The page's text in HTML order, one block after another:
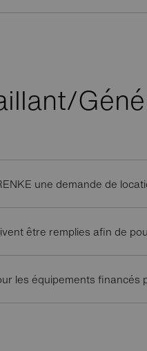
une demande de
être remplies afin de
les équipements financés